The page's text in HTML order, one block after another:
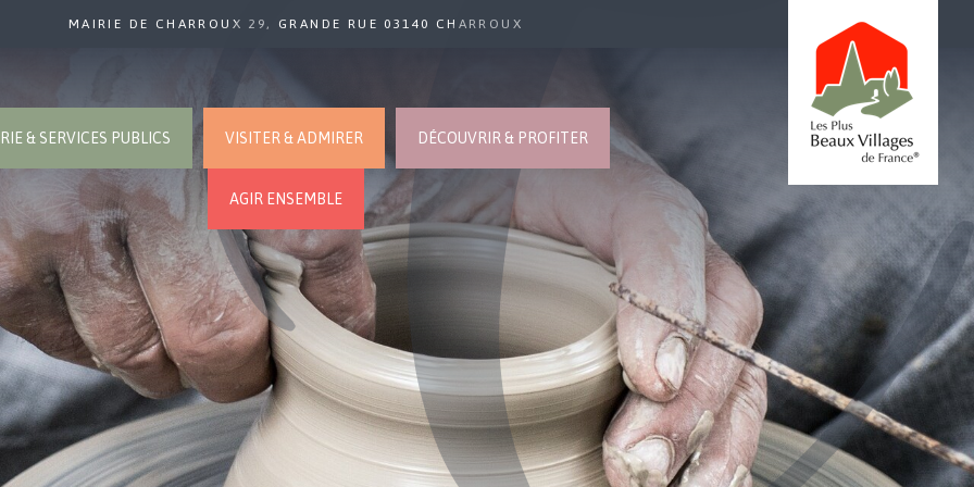
MAIRIE DE CHARROUX 29, GRANDE RUE 03140 CHARROUX
& SERVICES PUBLICS VISITER & ADMIRER DÉCOUVRIR & PROFITER
AGIR ENSEMBLE